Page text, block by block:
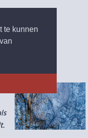
te kunnen